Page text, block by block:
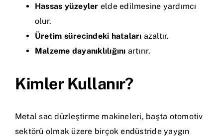
Hassas yüzeyler elde edilmesine yardımcı
olur.
Üretim sürecindeki hataları azaltır.
Malzeme dayanıklılığını artırır.
Kimler Kullanır?
Metal sac düzleştirme makineleri, başta otomotiv
sektörü olmak üzere birçok endüstride yaygın